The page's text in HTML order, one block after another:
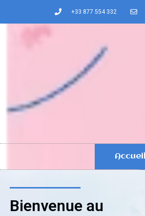
+33 877 554 332
Accueil
Bienvenue au